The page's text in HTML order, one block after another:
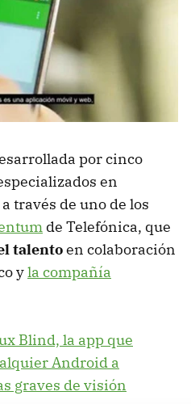
por cinco
en
través de uno de los
de Telefónica, que
talentoen colaboración
yla compañía
Blind, la app que
Android a
graves de visión